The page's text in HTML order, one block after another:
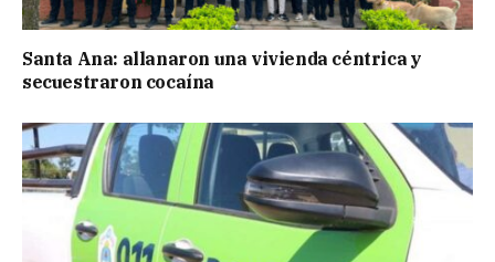
Santa Ana: allanaron una vivienda céntrica y
secuestraron cocaína